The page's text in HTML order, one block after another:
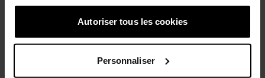
Autoriser tous les cookies
Personnaliser
AVANTAGES DU PRODUIT